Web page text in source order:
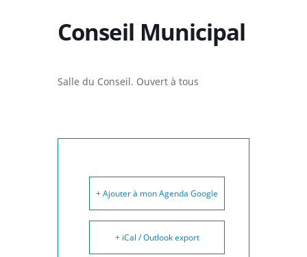
Conseil Municipal
Salle du Conseil. Ouvert à tous
+ Ajouter à mon Agenda Google
+ iCal / Outlook export